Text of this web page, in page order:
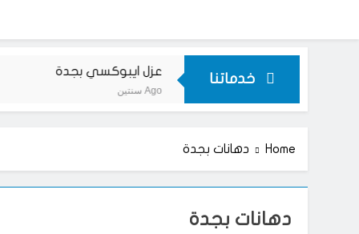
خدماتنا عزل ايبوكسي بجدة
سنتين Ago
Home دهانات بجدة
دهانات بجدة